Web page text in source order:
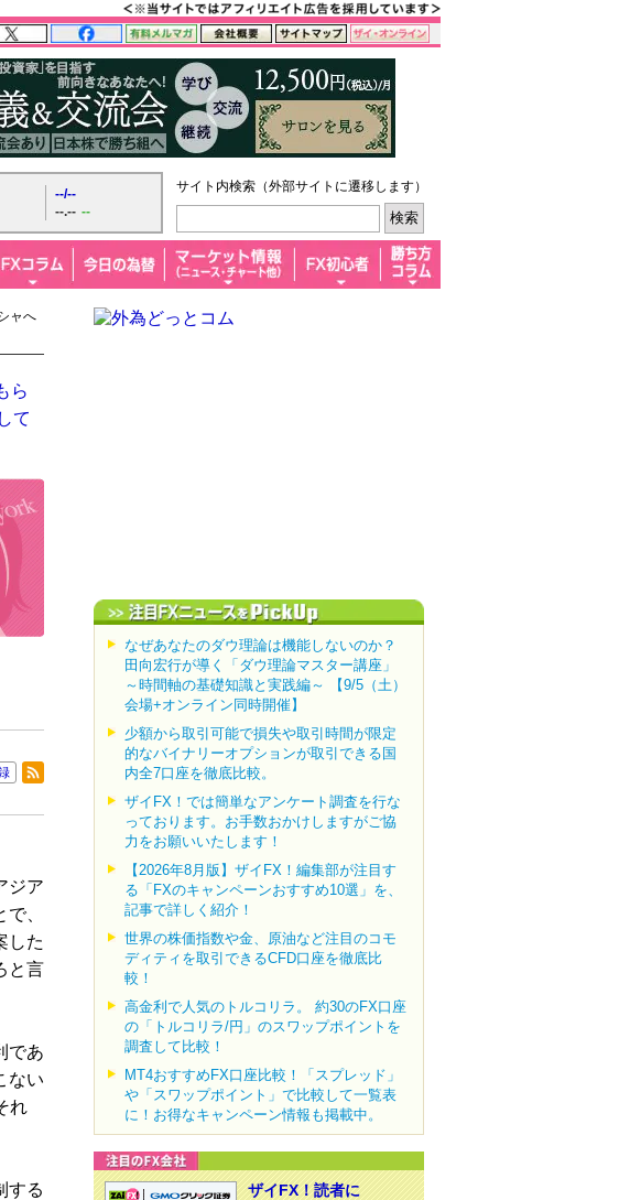
--/--
--.-- --
サイト内検索（外部サイトに遷移します）
ャへ
ら
て
ジア
、
した
と言
であ
ない
れ
する
なぜあなたのダウ理論は機能しないのか？
田向宏行が導く「ダウ理論マスター講座」
～時間軸の基礎知識と実践編～ 【9/5（土）
会場+オンライン同時開催】
少額から取引可能で損失や取引時間が限定
的なバイナリーオプションが取引できる国
内全7口座を徹底比較。
ザイFX！では簡単なアンケート調査を行な
っております。お手数おかけしますがご協
力をお願いいたします！
【2026年8月版】ザイFX！編集部が注目す
る「FXのキャンペーンおすすめ10選」を、
記事で詳しく紹介！
世界の株価指数や金、原油など注目のコモ
ディティを取引できるCFD口座を徹底比
較！
高金利で人気のトルコリラ。 約30のFX口座
の「トルコリラ/円」のスワップポイントを
調査して比較！
MT4おすすめFX口座比較！「スプレッド」
や「スワップポイント」で比較して一覧表
に！お得なキャンペーン情報も掲載中。
ザイFX！読者に